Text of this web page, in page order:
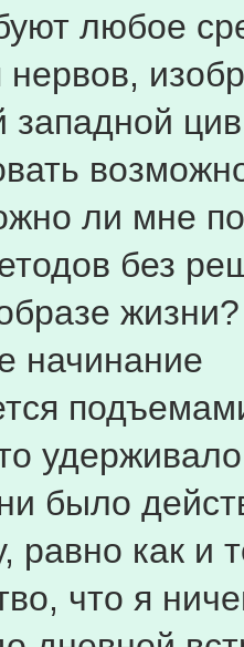
любое
нервов,
западной
ли мне
без
начинание
было
равно как и
что я